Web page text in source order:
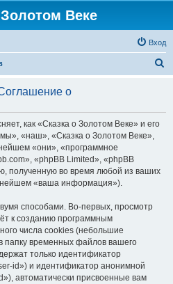
Веке
Вход
с
о
как «Сказка о Золотом Веке» и его
«наш», «Сказка о Золотом Веке»,
«они», «программное
«phpBB Limited», «phpBB
полученную во время любой из ваших
«ваша информация»).
способами. Во-первых, просмотр
к созданию программным
числа cookies (небольшие
папку временных файлов вашего
только идентификатор
id») и идентификатор анонимной
автоматически присвоенные вам